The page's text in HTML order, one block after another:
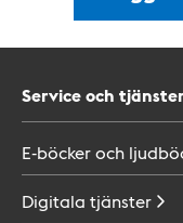
Service och tjänster
E-böcker och
Digitala tjänster